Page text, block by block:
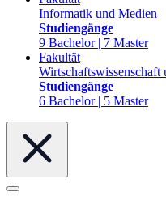
Informatik und Medien
Studiengänge
9 Bachelor | 7 Master
Fakultät
Wirtschaftswissenschaft
Studiengänge
6 Bachelor | 5 Master